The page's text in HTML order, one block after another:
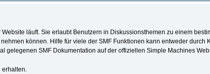
läuft. Sie erlaubt Benutzern in Diskussionsthemen zu einem
können. Hilfe für viele der SMF Funktionen kann entweder
gelegenen SMF Dokumentation auf der offiziellen Simple Machines
erhalten.